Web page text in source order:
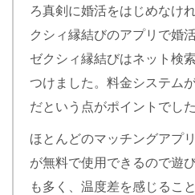
ろ真剣に婚活をはじめなけ
クシィ縁結びのアプリで婚
ゼクシィ縁結びはネット検
つけました。料金システム
だという点がポイントでした
ほとんどのマッチングアプ
が無料で使用できるので遊
も多く、温度差を感じるこ